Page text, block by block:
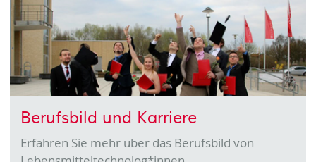
Berufsbild und Karriere
Erfahren Sie mehr über das Berufsbild von